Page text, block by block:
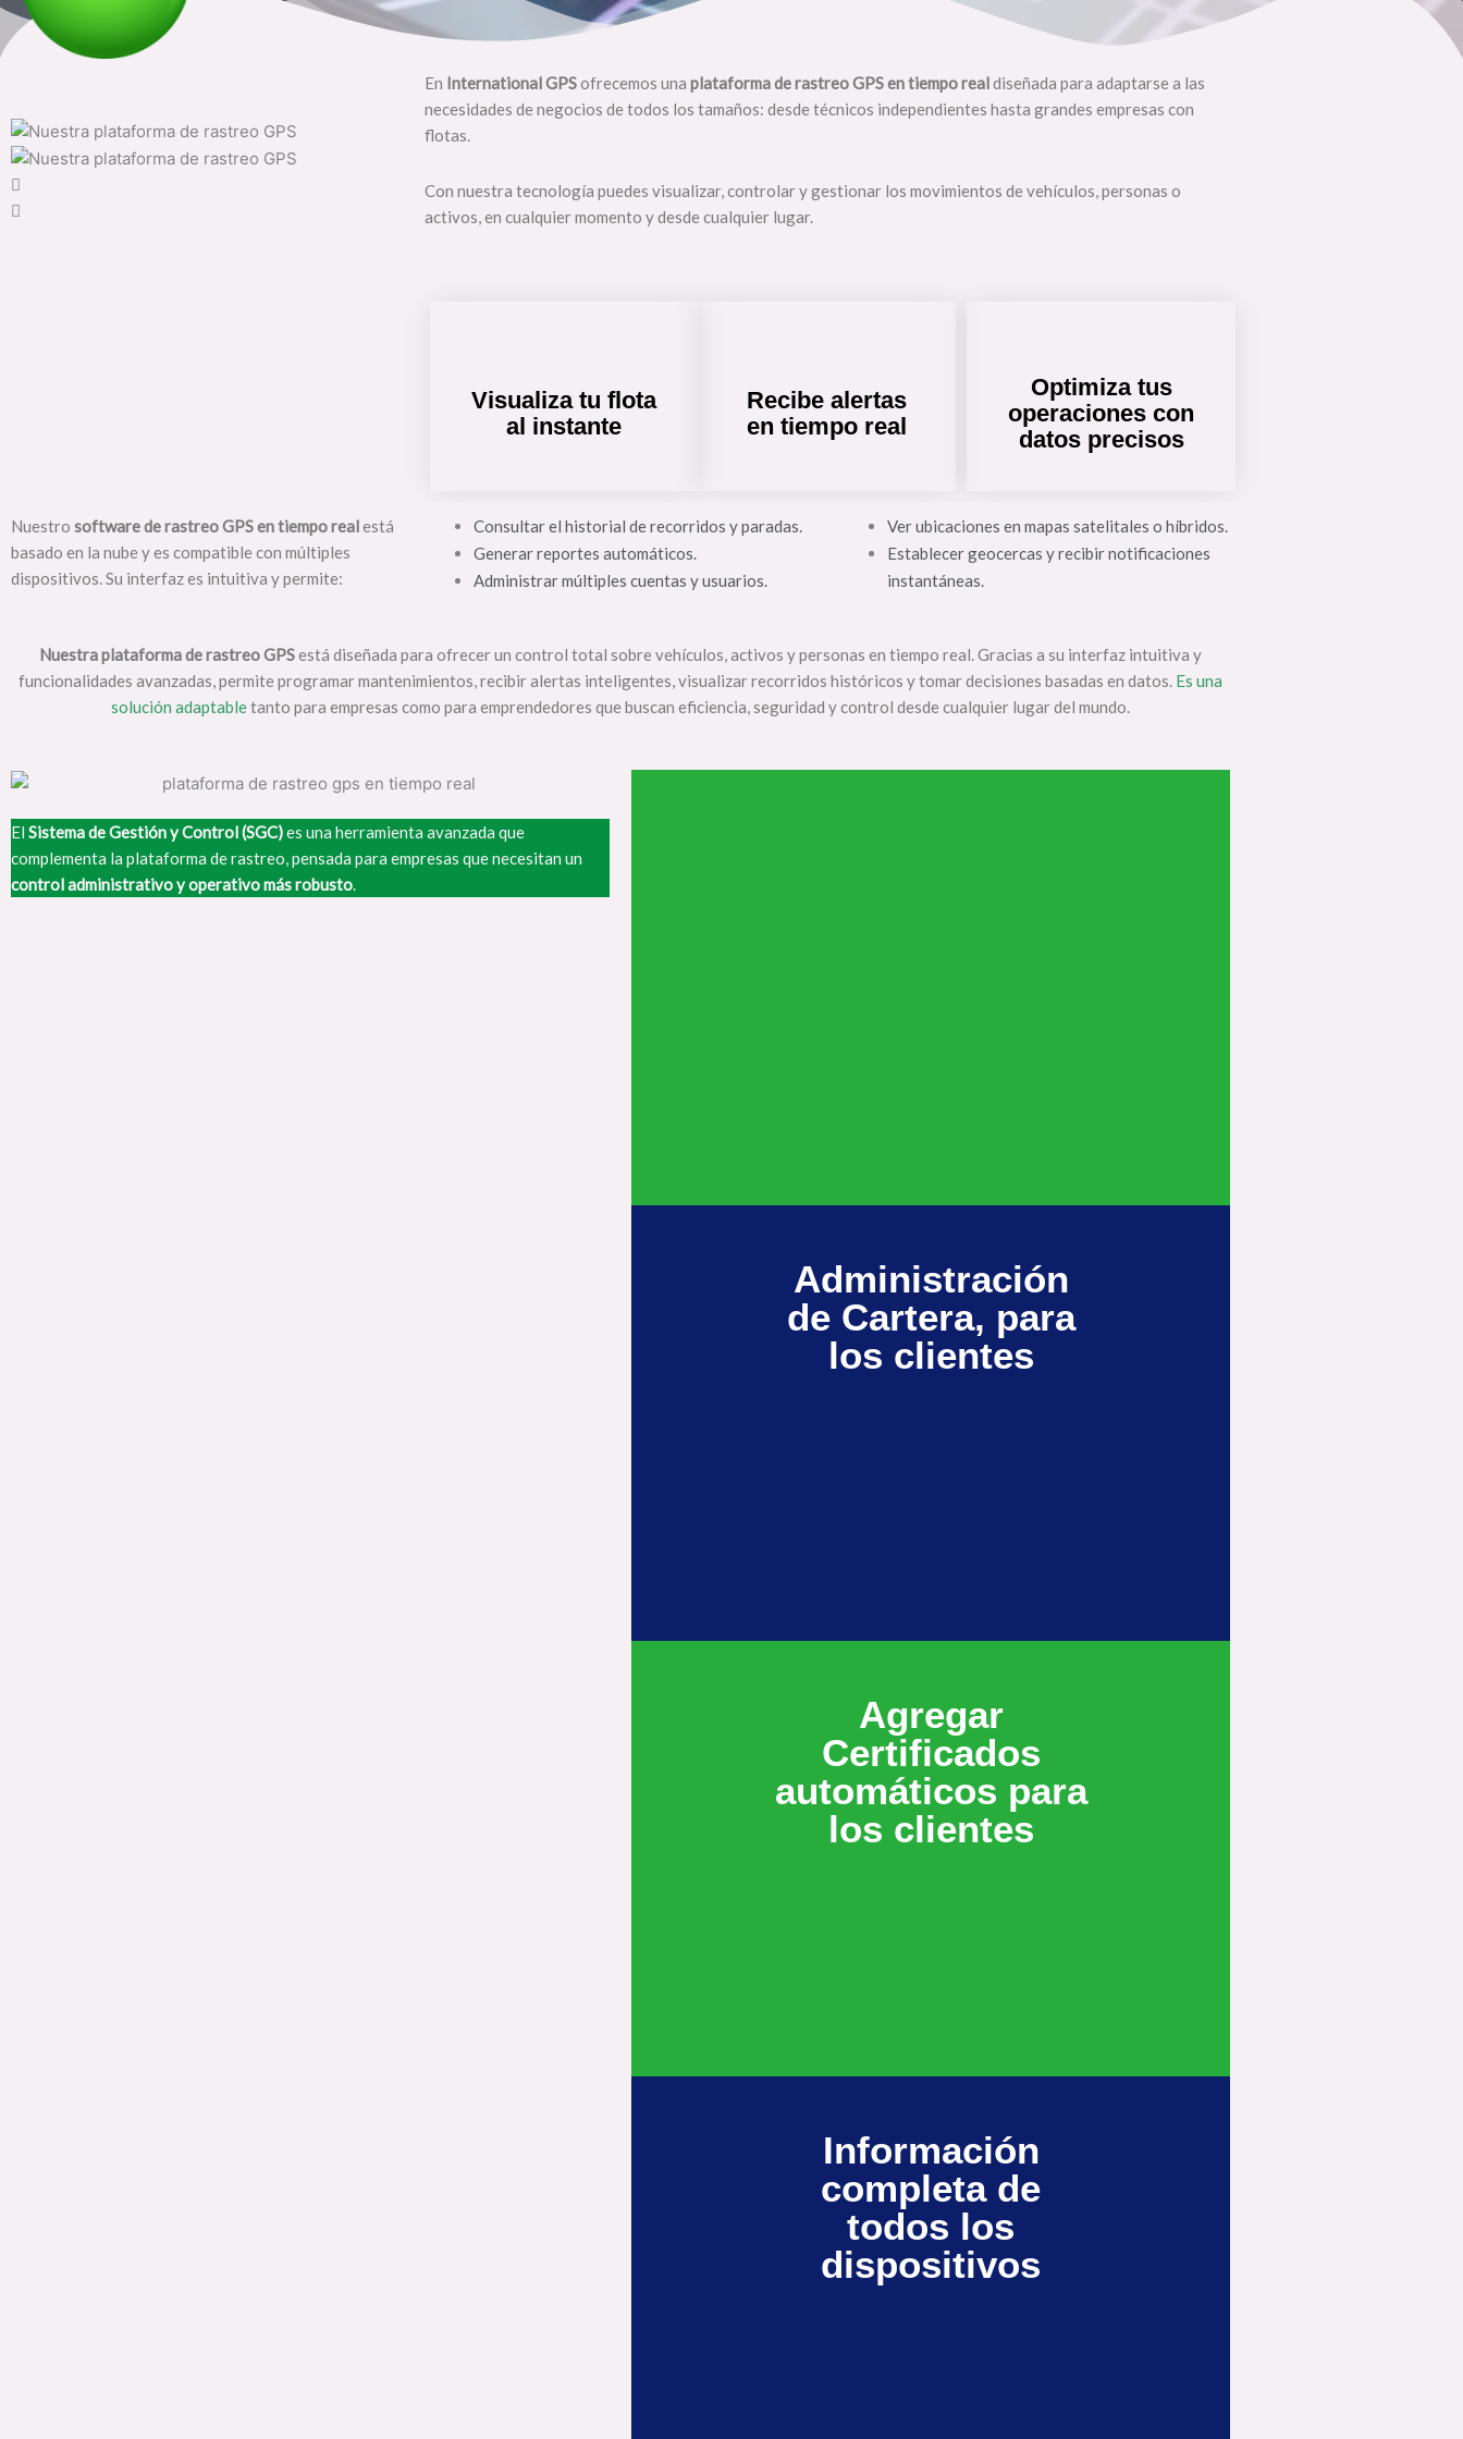
En International GPSofrecemos una plataforma de rastreo GPS en tiempo realdiseñada para adaptarse a las
necesidades de negocios de todos los tamaños: desde técnicos independientes hasta grandes empresas con
flotas.
Con nuestra tecnología puedes visualizar, controlar y gestionar los movimientos de vehículos, personas o
activos, en cualquier momento y desde cualquier lugar.
Visualiza tu flota
al instante
Recibe alertas
en tiempo real
Optimiza tus
operaciones con
datos precisos
Nuestro software de rastreo GPS en tiempo realestá
basado en la nube y es compatible con múltiples
dispositivos. Su interfaz es intuitiva y permite:
Consultar el historial de recorridos y paradas.
Generar reportes automáticos.
Administrar múltiples cuentas y usuarios.
Ver ubicaciones en mapas satelitales o híbridos.
Establecer geocercas y recibir notificaciones
instantáneas.
Nuestra plataforma de rastreo GPSestá diseñada para ofrecer un control total sobre vehículos, activos y personas en tiempo real. Gracias a su interfaz intuitiva y
funcionalidades avanzadas, permite programar mantenimientos, recibir alertas inteligentes, visualizar recorridos históricos y tomar decisiones basadas en datos. Es una
solución adaptabletanto para empresas como para emprendedores que buscan eficiencia, seguridad y control desde cualquier lugar del mundo.
El Sistema de Gestión y Control (SGC)es una herramienta avanzada que
complementa la plataforma de rastreo, pensada para empresas que necesitan un
control administrativo y operativo más robusto.
Administración
de Cartera, para
los clientes
Agregar
Certificados
automáticos para
los clientes
Información
completa de
todos los
dispositivos